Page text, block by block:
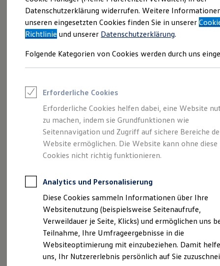
Angebote und Produkte
Aktuelle Angebote
E-Auto-Förderung
Volkswagen Marktplatz
Junge Gebrauchtwagen und Gebrauchtwagen
Saisonangebote
Leasing
Leasing-Angebote
Gebrauchtwagen Leasing
Junge Gebrauchtwagen-Leasing
Elektroauto Leasing
Kleinwagen-Leasing
Leasing ohne Anzahlung
Autokredit mit Schlussrate
Versicherungen und Garantien
Kfz-Versicherung
Restschuldversicherungen
Garantien
Wartungsverträge
Geschäftskunden
Professional Class bei Volkswagen
Großkunden
Behörden
Stilvollelektrisch. Der
ID.5
Impressum & Rechtliches)
Datenschutzerklärung widerrufen. Weitere
unseren eingesetzten Cookies finden Sie in unserer
Richtlinie und unserer Datenschutzerklärung.
Folgende Kategorien von Cookies werden durch uns
Erforderliche Cookies
Erforderliche Cookies helfen dabei, eine Website
zu machen, indem sie Grundfunktionen wie
Seitennavigation und Zugriff auf sichere Bereiche
Website ermöglichen. Die Website kann ohne diese
Cookies nicht richtig funktionieren.
Analytics und Personalisierung
Diese Cookies sammeln Informationen über Ihre
Websitenutzung (beispielsweise Seitenaufrufe,
Verweildauer je Seite, Klicks) und ermöglichen uns
Teilnahme, Ihre Umfrageergebnisse in die
Websiteoptimierung mit einzubeziehen. Damit
uns, Ihr Nutzererlebnis persönlich auf Sie